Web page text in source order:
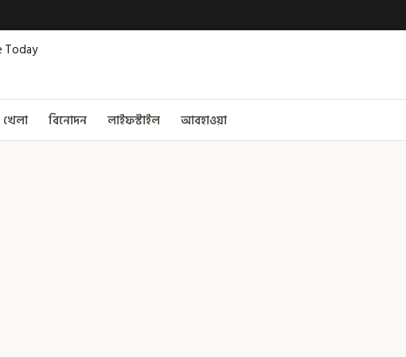
খেলা বিনোদন লাইফস্টাইল আবহাওয়া